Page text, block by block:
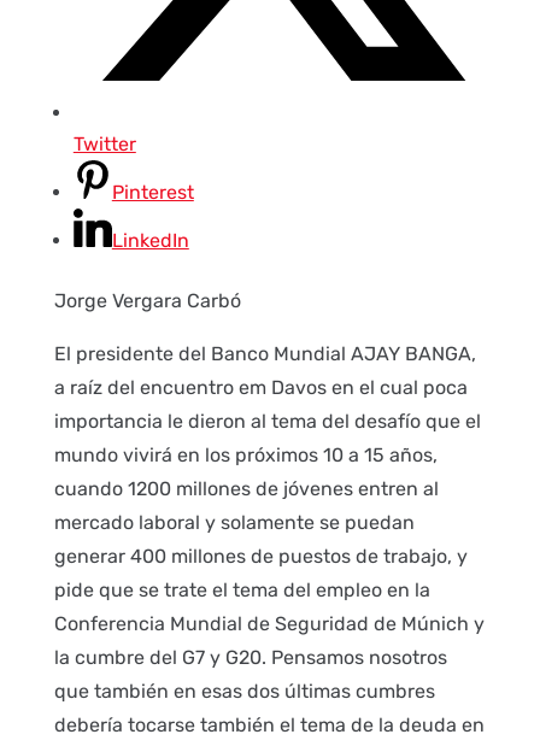
Twitter
Pinterest
LinkedIn
Jorge Vergara Carbó
El presidente del Banco Mundial AJAY BANGA,
a raíz del encuentro em Davos en el cual poca
importancia le dieron al tema del desafío que el
mundo vivirá en los próximos 10 a 15 años,
cuando 1200 millones de jóvenes entren al
mercado laboral y solamente se puedan
generar 400 millones de puestos de trabajo, y
pide que se trate el tema del empleo en la
Conferencia Mundial de Seguridad de Múnich y
la cumbre del G7 y G20. Pensamos nosotros
que también en esas dos últimas cumbres
debería tocarse también el tema de la deuda en